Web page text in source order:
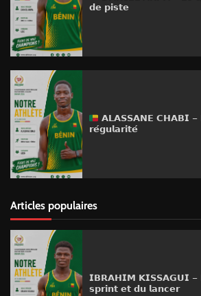
𝗱𝗲 𝗽𝗶𝘀𝘁𝗲
𝗔𝗟𝗔𝗦𝗦𝗔𝗡𝗘 𝗖𝗛𝗔𝗕𝗜 –
𝗿𝗲́𝗴𝘂𝗹𝗮𝗿𝗶𝘁𝗲́
Articles populaires
𝗜𝗕𝗥𝗔𝗛𝗜𝗠 𝗞𝗜𝗦𝗦𝗔𝗚𝗨𝗜 –
𝘀𝗽𝗿𝗶𝗻𝘁 𝗲𝘁 𝗱𝘂 𝗹𝗮𝗻𝗰𝗲𝗿